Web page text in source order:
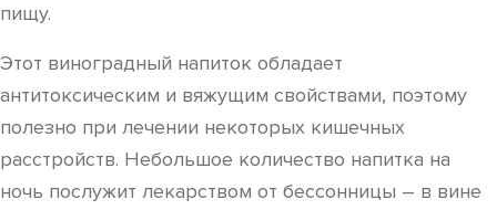
пищу.
Этот виноградный напиток обладает
антитоксическим и вяжущим свойствами, поэтому
полезно при лечении некоторых кишечных
расстройств. Небольшое количество напитка на
ночь послужит лекарством от бессонницы – в вине